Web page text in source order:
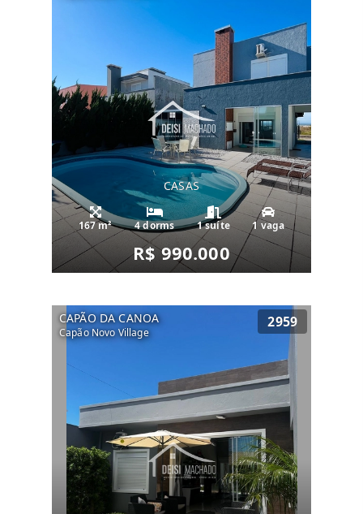
CASAS
167 m² 4 dorms 1 suíte 1 vaga
R$ 990.000
CAPÃO DA CANOA
Capão Novo Village
2959